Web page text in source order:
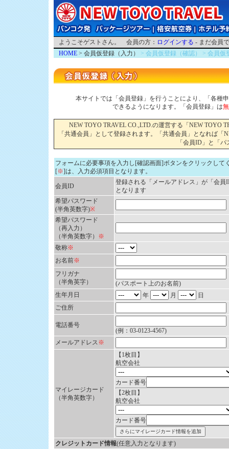
ようこそゲストさん。 会員の方： ログインする - まだ会員
HOME > 会員仮登録（入力） > 会員仮登録（確認） > 会員仮
本サイトでは「会員登録」を行うことにより、「各種
できるようになります。「会員登録」は
NEW TOYO TRAVEL CO.,LTD.の運営する「NEW TOYO
「共通会員」として登録されます。「共通会員」となれば
「会員ID」と「
フォームに必要事項を入力し[確認画面]ボタンをクリックして
[※]は、入力必須項目となります。
会員ID
登録される「メールアドレス」が「会員
となります
希望パスワード
(半角英数字)※
希望パスワード
（再入力）
（半角英数字） ※
敬称※
お名前※
フリガナ
（半角英字）
(パスポート上のお名前)
生年月日
年 月
日
ご住所
電話番号
(例：03-0123-4567)
メールアドレス※
マイレージカード
（半角英数字）
【1枚目】
航空会社
カード番号
【2枚目】
航空会社
カード番号
クレジットカード情報(任意入力となります)